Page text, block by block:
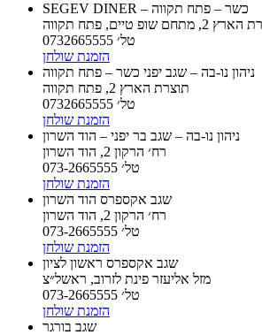
SEGEV DINER – כשר – פתח תקווה
מתחם שופ טיים, פתח תקווה
טל׳ 0732665555
הזמנת שולחן
ניהון נו-בה – שגב יפני כשר – פתח תקווה
תוצרת הארץ 2, פתח תקווה
טל׳ 0732665555
הזמנת שולחן
ניהון נו-בה – שגב בר יפני – הוד השרון
רח׳ הרקון 2, הוד השרון
טל׳ 073-2665555
הזמנת שולחן
שגב אקספרס הוד השרון
רח׳ הרקון 2, הוד השרון
טל׳ 073-2665555
הזמנת שולחן
שגב אקספרס ראשון לציון
מזל אליעזר פינת לזרוב, ראשל״צ
טל׳ 073-2665555
הזמנת שולחן
שגב בורגר